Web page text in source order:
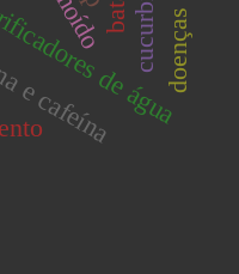
de água
cafeína